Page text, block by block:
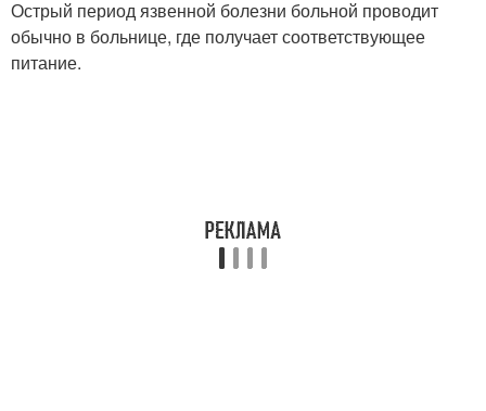
Острый период язвенной болезни больной проводит
обычно в больнице, где получает соответствующее
питание.